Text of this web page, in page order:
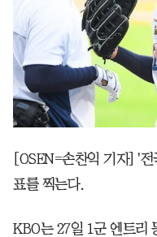
[OSEN=손찬익 기자] '
표를 찍는다.
KBO는 27일 1군 엔트리